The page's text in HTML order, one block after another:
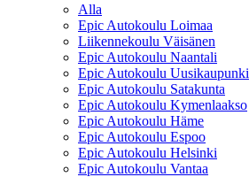
Alla
Epic Autokoulu Loimaa
Liikennekoulu Väisänen
Epic Autokoulu Naantali
Epic Autokoulu Uusikaupunki
Epic Autokoulu Satakunta
Epic Autokoulu Kymenlaakso
Epic Autokoulu Häme
Epic Autokoulu Espoo
Epic Autokoulu Helsinki
Epic Autokoulu Vantaa